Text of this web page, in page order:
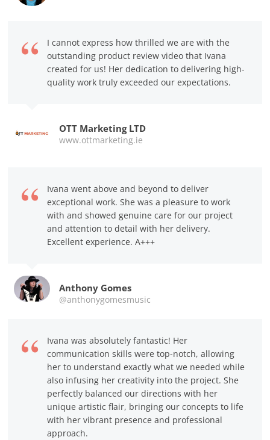
I cannot express how thrilled we are with the
outstanding product review video that Ivana
created for us! Her dedication to delivering high-
quality work truly exceeded our expectations.
OTT Marketing LTD
www.ottmarketing.ie
Ivana went above and beyond to deliver
exceptional work. She was a pleasure to work
with and showed genuine care for our project
and attention to detail with her delivery.
Excellent experience. A+++
Anthony Gomes
@anthonygomesmusic
Ivana was absolutely fantastic! Her
communication skills were top-notch, allowing
her to understand exactly what we needed while
also infusing her creativity into the project. She
perfectly balanced our directions with her
unique artistic flair, bringing our concepts to life
with her vibrant presence and professional
approach.